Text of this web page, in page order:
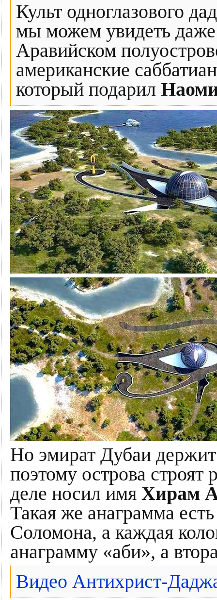
Культ одноглазового
мы можем увидеть даже
Аравийском
американские
который подарил
Но эмират Дубаи
поэтому острова
деле носил имя Хирам
Такая же анаграмма
Соломона, а каждая
анаграмму «аби», а
Видео Антихрист-